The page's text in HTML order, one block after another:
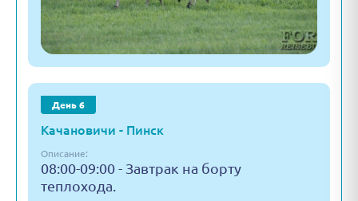
День 6
Качановичи - Пинск
Описание:
08:00-09:00 - Завтрак на борту
теплохода.